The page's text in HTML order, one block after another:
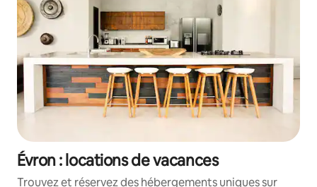
Évron : locations de vacances
Trouvez et réservez des hébergements uniques sur